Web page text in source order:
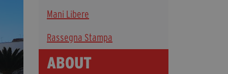
Chi Siamo
Mani Libere
Rassegna Stampa
ABOUT